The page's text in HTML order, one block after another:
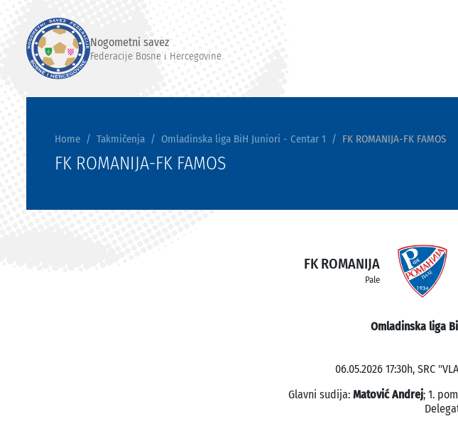
Nogometni savez
Federacije Bosne i Hercegovine
Home Takmičenja Omladinska liga BiH Juniori - Centar 1 FK ROMANIJA-FK FAMOS
FK ROMANIJA-FK FAMOS
FK ROMANIJA
Pale
Omladinska liga
06.05.2026 17:30h, SRC
Glavni sudija: Matović Andrej; 1.